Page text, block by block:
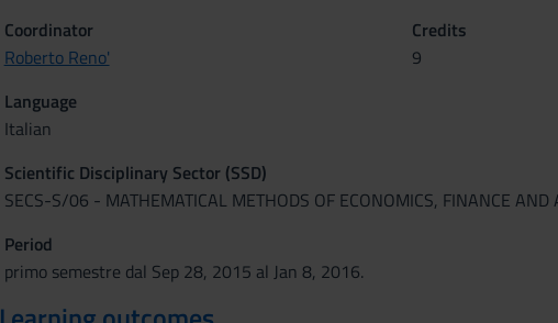
Coordinator
Roberto Reno'
Credits
9
Language
Italian
Scientific Disciplinary Sector (SSD)
SECS-S/06 - MATHEMATICAL METHODS OF ECONOMICS, FINANCE AND
Period
primo semestre dal Sep 28, 2015 al Jan 8, 2016.